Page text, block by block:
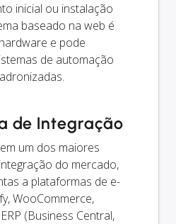
inicial ou instalação
baseado na web é
e pode
de automação
de Integração
um dos maiores
do mercado,
a plataformas de e-
WooCommerce,
(Business Central,